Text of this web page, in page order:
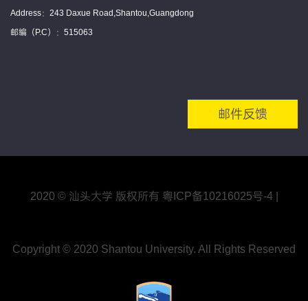
Address：243 Daxue Road,Shantou,Guangdong
邮编（P.C）：515063
邮件反馈
2020 © 汕头大学 版权所有 粤ICP备10216025号-4|
Copyright © 2020 Shantou University. All Rights Reserved